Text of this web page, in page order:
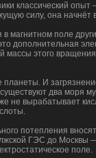
классический
силу, она начнёт
магнитном поле
дополнительная
массы этого
планеты. И
существуют два моря
не вырабатывает
потепления
ГЭС до Москвы
поле.